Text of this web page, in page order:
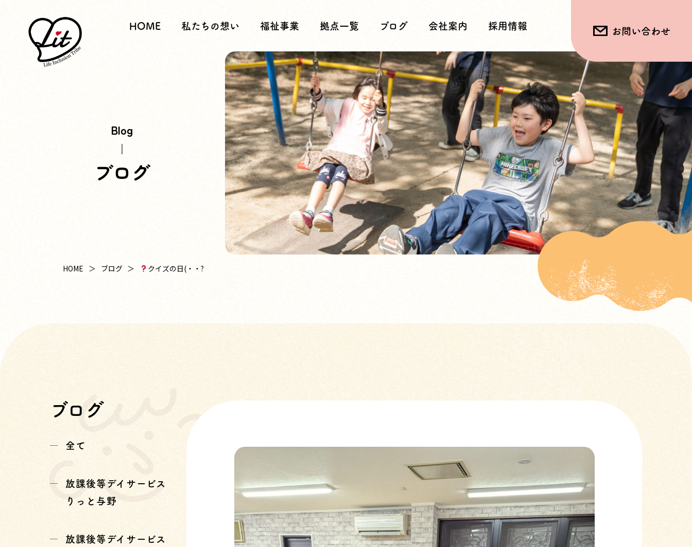
HOME 私たちの想い 福祉事業 拠点一覧 ブログ 会社案内 採用情報
お問い合わせ
Blog
ブログ
HOME ブログ クイズの日(・・?
ブログ
全て
放課後等デイサービス
りっと与野
放課後等デイサービス